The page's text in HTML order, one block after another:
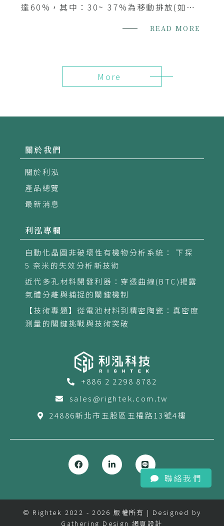
達60%，其中：30~ 37%為移動排放(如，
READ MORE
More
聯絡我們
關於我們
關於利泓
產品總覽
最新消息
利泓專欄
自動化晶圓非破壞性有機物分析系統： 下探
5 奈米的失效分析新技術
近代多孔材料開發利器：穿透曲線(BTC)揭露
氣體分離與捕捉的關鍵機制
【技術專題】從電池材料到精密陶瓷：真密度
測量的關鍵挑戰與技術突破
+886 2 2298 8782
sales@rightek.com.tw
24886新北市五股區五權路13號4樓
© Rightek 2022 - 2026 版權所有 | Designed by
Gathering Design 網頁設計